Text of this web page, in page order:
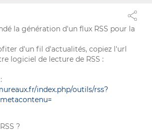
la génération d'un flux RSS pour la
d'un fil d'actualités, copiez l'url
logiciel de lecture de RSS :
index.php/outils/rss?
?